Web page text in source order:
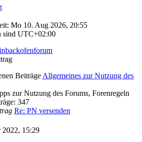
Mo 10. Aug 2026, 20:55
sind UTC+02:00
Allgemeines zur Nutzung des
zur Nutzung des Forums, Forenregeln
: 347
Re: PN versenden
15:29